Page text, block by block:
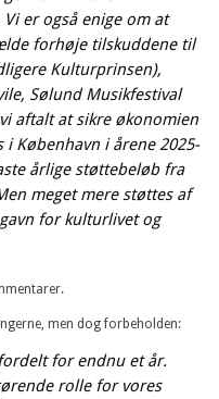
er også enige om at
forhøje tilskuddene til
Kulturprinsen),
Sølund Musikfestival
aftalt at sikre økonomien
København i årene 2025-
årlige støttebeløb fra
meget mere støttes af
for kulturlivet og
men dog forbeholden:
for endnu et år.
rolle for vores